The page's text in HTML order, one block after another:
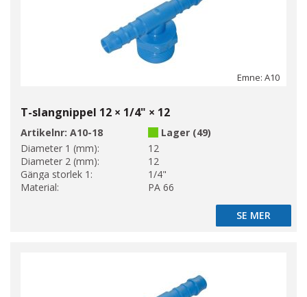
Emne: A10
T-slangnippel 12 × 1/4" × 12
Artikelnr: A10-18
Lager (49)
Diameter 1 (mm):
12
Diameter 2 (mm):
12
Gänga storlek 1:
1/4"
Material:
PA 66
SE MER
SE MER